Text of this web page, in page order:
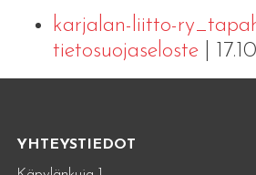
karjalan-liitto-
tietosuojaseloste|
YHTEYSTIEDOT